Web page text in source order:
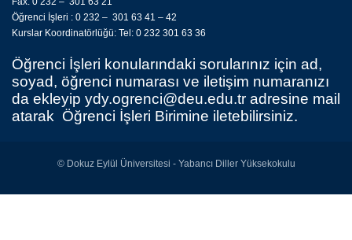
Öğrenci İşleri : 0 232 – 301 63 41 – 42
Kurslar Koordinatörlüğü: Tel: 0 232 301 63 36
Öğrenci İşleri konularındaki sorularınız için ad,
soyad, öğrenci numarası ve iletişim numaranızı
da ekleyip ydy.ogrenci@deu.edu.tr adresine mail
atarak Öğrenci İşleri Birimine iletebilirsiniz.
© Dokuz Eylül Üniversitesi - Yabancı Diller Yüksekokulu